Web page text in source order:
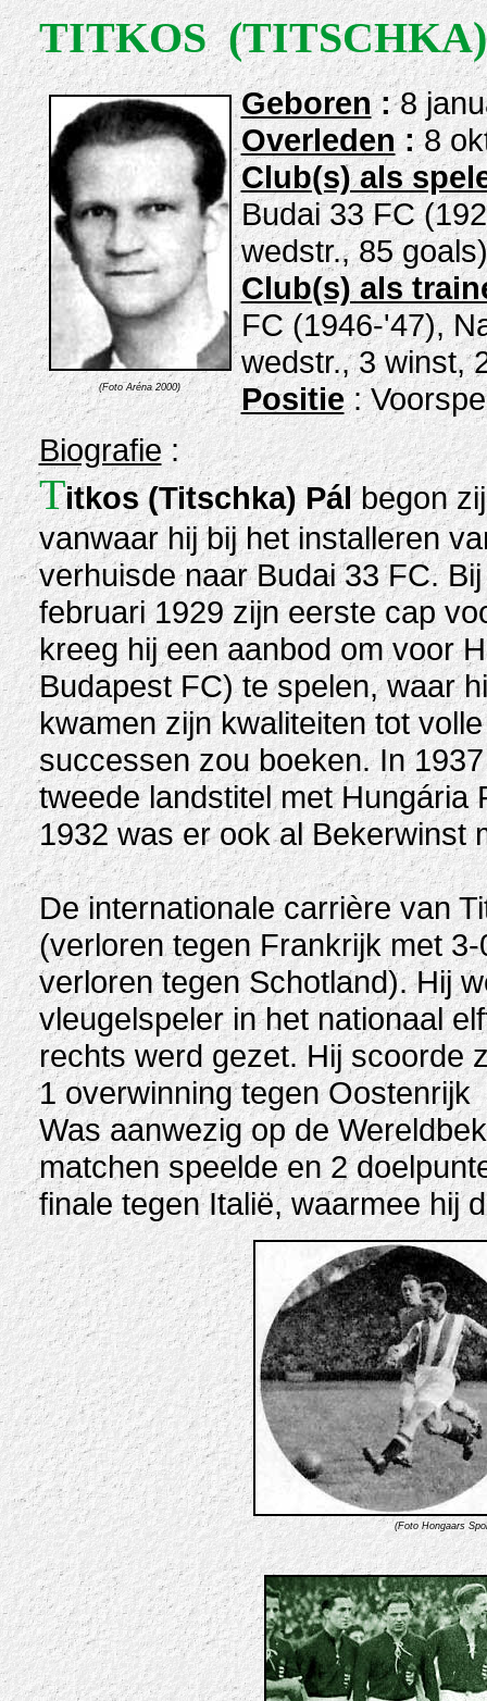
TITKOS
(Foto Aréna 2000)
Geboren:8
Overleden:8
Club(s) als
Budai 33 FC
wedstr., 85
Club(s) als
FC (1946-'47),
wedstr., 3 winst,
Positie :
Biografie:
Titkos(Titschka)Pálbegon
vanwaar hij bij het installeren
verhuisde naar Budai 33 FC.
februari 1929 zijn eerste cap
kreeg hij een aanbod om voor
Budapest FC) te spelen, waar
kwamen zijn kwaliteiten tot
successen zou boeken. In
tweede landstitel met Hungária
1932 was er ook al Bekerwinst
De internationale carrière van
(verloren tegen Frankrijk met
verloren tegen Schotland). Hij
vleugelspeler in het nationaal
rechts werd gezet. Hij scoorde
1 overwinning tegen Oostenrijk
Was aanwezig op de
matchen speelde en 2
finale tegen Italië, waarmee hij
(Foto Hongaars